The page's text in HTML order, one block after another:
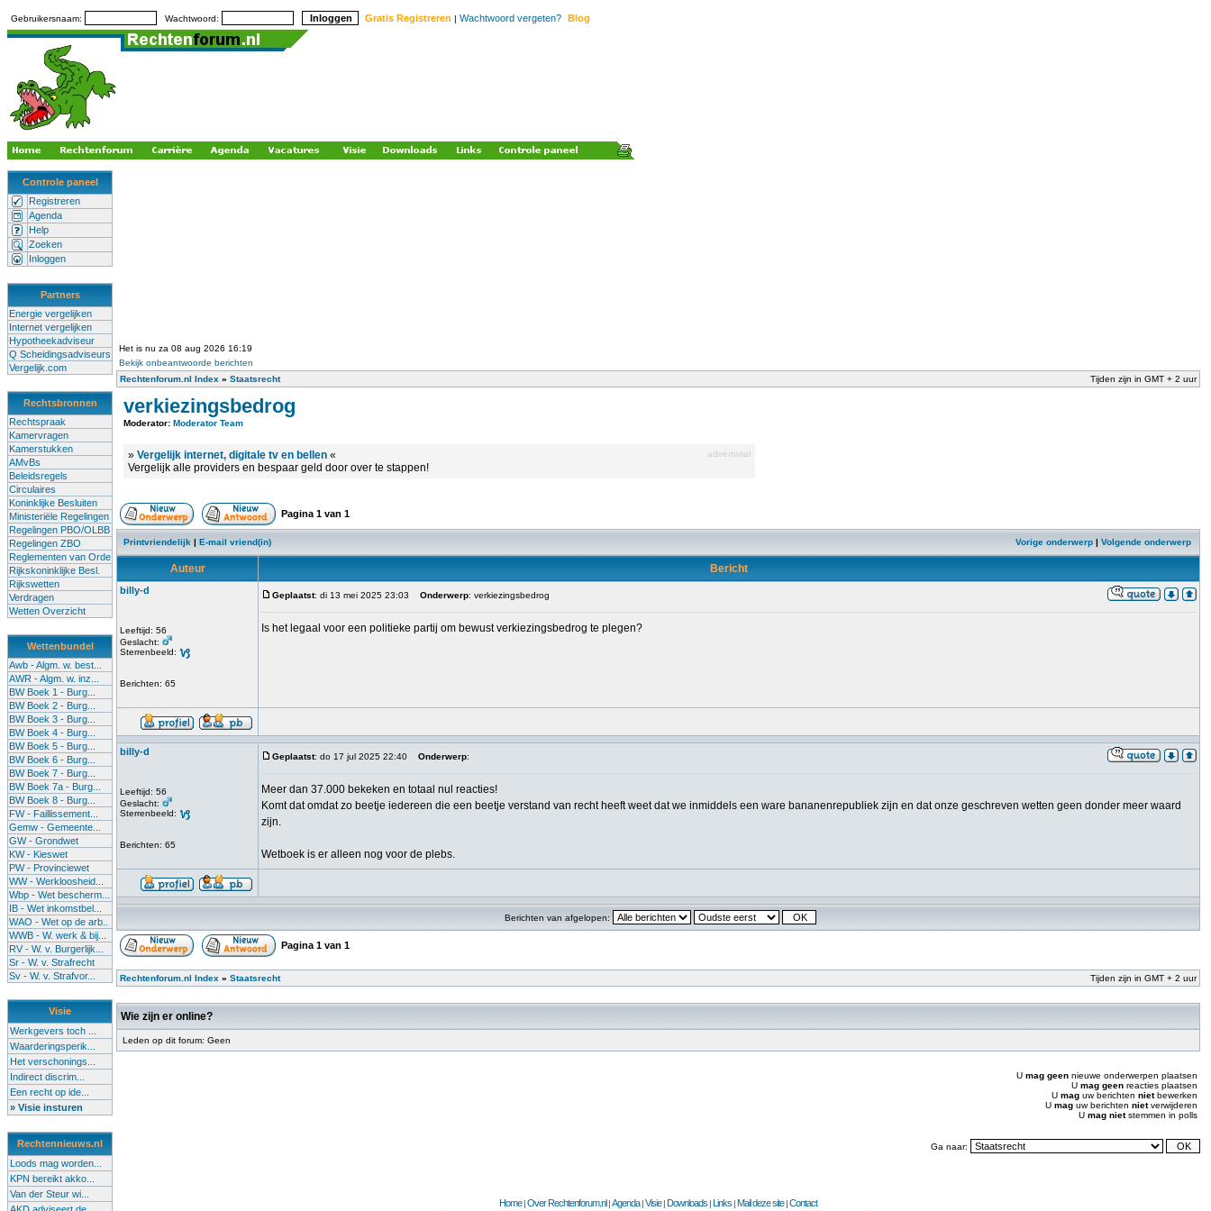
Gebruikersnaam: Wachtwoord: Gratis Registreren | Wachtwoord vergeten? Blog
Controle paneel
Registreren
Agenda
Help
Zoeken
Inloggen
Partners
Energie vergelijken
Internet vergelijken
Hypotheekadviseur
Q Scheidingsadviseurs
Vergelijk.com
Rechtsbronnen
Rechtspraak
Kamervragen
Kamerstukken
AMvBs
Beleidsregels
Circulaires
Koninklijke Besluiten
Ministeriële Regelingen
Regelingen PBO/OLBB
Regelingen ZBO
Reglementen van Orde
Rijkskoninklijke Besl.
Rijkswetten
Verdragen
Wetten Overzicht
Wettenbundel
Awb - Algm. w. best...
AWR - Algm. w. inz...
BW Boek 1 - Burg...
BW Boek 2 - Burg...
BW Boek 3 - Burg...
BW Boek 4 - Burg...
BW Boek 5 - Burg...
BW Boek 6 - Burg...
BW Boek 7 - Burg...
BW Boek 7a - Burg...
BW Boek 8 - Burg...
FW - Faillissement...
Gemw - Gemeente...
GW - Grondwet
KW - Kieswet
PW - Provinciewet
WW - Werkloosheid...
Wbp - Wet bescherm...
IB - Wet inkomstbel...
WAO - Wet op de arb..
WWB - W. werk & bij...
RV - W. v. Burgerlijk...
Sr - W. v. Strafrecht
Sv - W. v. Strafvor...
Visie
Werkgevers toch ...
Waarderingsperik...
Het verschonings...
Indirect discrim...
Een recht op ide...
» Visie insturen
Rechtennieuws.nl
Loods mag worden...
KPN bereikt akko...
Van der Steur wi...
Het is nu za 08 aug 2026 16:19
Bekijk onbeantwoorde berichten
Rechtenforum.nl Index » Staatsrecht Tijden zijn in GMT + 2 uur
verkiezingsbedrog
Moderator: Moderator Team
» Vergelijk internet, digitale tv en bellen « advertorial
Vergelijk alle providers en bespaar geld door over te stappen!
Pagina 1 van 1
Printvriendelijk | E-mail vriend(in) Vorige onderwerp | Volgende onderwerp
Auteur Bericht
billy-d
Leeftijd: 56
Geslacht:
Sterrenbeeld:
Berichten: 65
Geplaatst: di 13 mei 2025 23:03 Onderwerp: verkiezingsbedrog
Is het legaal voor een politieke partij om bewust verkiezingsbedrog te plegen?
billy-d
Leeftijd: 56
Geslacht:
Sterrenbeeld:
Berichten: 65
Geplaatst: do 17 jul 2025 22:40 Onderwerp:
Meer dan 37.000 bekeken en totaal nul reacties!
Komt dat omdat zo beetje iedereen die een beetje verstand van recht heeft weet dat we inmiddels een ware bananenrepubliek zijn en dat onze geschreven wetten geen donder meer waard
zijn.
Wetboek is er alleen nog voor de plebs.
Berichten van afgelopen:
Pagina 1 van 1
Rechtenforum.nl Index » Staatsrecht Tijden zijn in GMT + 2 uur
Wie zijn er online?
Leden op dit forum: Geen
U mag geen nieuwe onderwerpen plaatsen
U mag geen reacties plaatsen
U mag uw berichten nietbewerken
U mag uw berichten nietverwijderen
U mag nietstemmen in polls
Ga naar:
Home|Over Rechtenforum.nl |Agenda|Visie|Downloads |Links |Mail deze site|Contact